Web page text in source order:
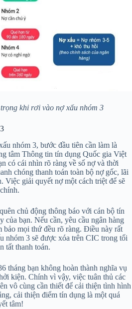
khi rơi vào nợ xấu nhóm 3
nhóm 3, bước đầu tiên cần làm là
tâm Thông tin tín dụng Quốc gia Việt
có cái nhìn rõ ràng về số nợ và thời
chóng thanh toán toàn bộ nợ gốc, lãi
Việc giải quyết nợ một cách triệt để sẽ
chủ động thông báo với cán bộ tín
của bạn. Nếu cần, yêu cầu ngân hàng
bảo mọi thứ đều rõ ràng. Điều này rất
nhóm 3 sẽ được xóa trên CIC trong tối
tất thanh toán.
tháng bạn không hoàn thành nghĩa vụ
kiện. Chính vì vậy, việc tuân thủ các
vô cùng cần thiết để cải thiện tình hình
cải thiện điểm tín dụng là một quá
tâm!